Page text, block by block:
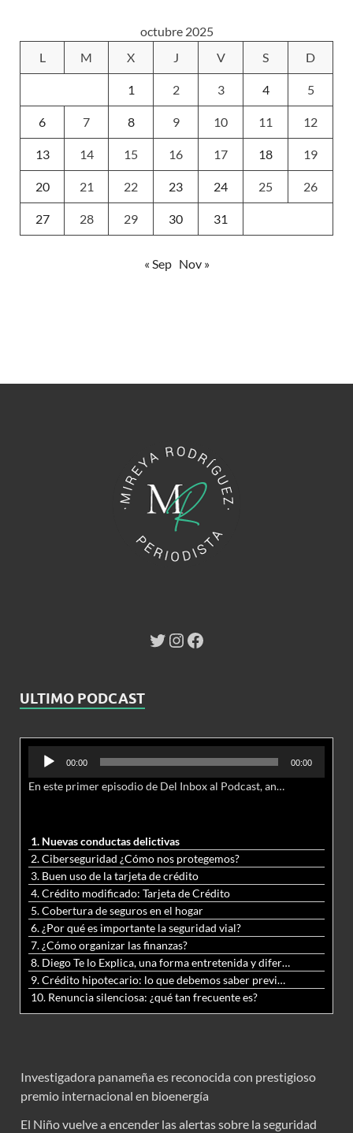
octubre 2025
L
M X J V S D
1 2 3 4 5
6 7 8 9 10 11 12
13 14 15 16 17 18 19
20 21 22 23 24 25 26
27 28 29 30 31
« Sep Nov »
ULTIMO PODCAST
Reproductor
audio
00:00 00:00
En este primer episodio de Del Inbox al Podcast, analizamos junto al abogado Jonathan Brown las nuevas conductas delictivas cibernéticas y la necesidad de hacer modificaciones al Código Penal.
1. Nuevas conductas delictivas
2. Ciberseguridad ¿Cómo nos protegemos?
3. Buen uso de la tarjeta de crédito
4. Crédito modificado: Tarjeta de Crédito
5. Cobertura de seguros en el hogar
6. ¿Por qué es importante la seguridad vial?
7. ¿Cómo organizar las finanzas?
8. Diego Te lo Explica, una forma entretenida y diferente de aprender matemáticas y ciencias
9. Crédito hipotecario: lo que debemos saber previo a adquirir nuestra vivienda
10. Renuncia silenciosa: ¿qué tan frecuente es?
Investigadora panameña es reconocida con prestigioso
premio internacional en bioenergía
El Niño vuelve a encender las alertas sobre la seguridad